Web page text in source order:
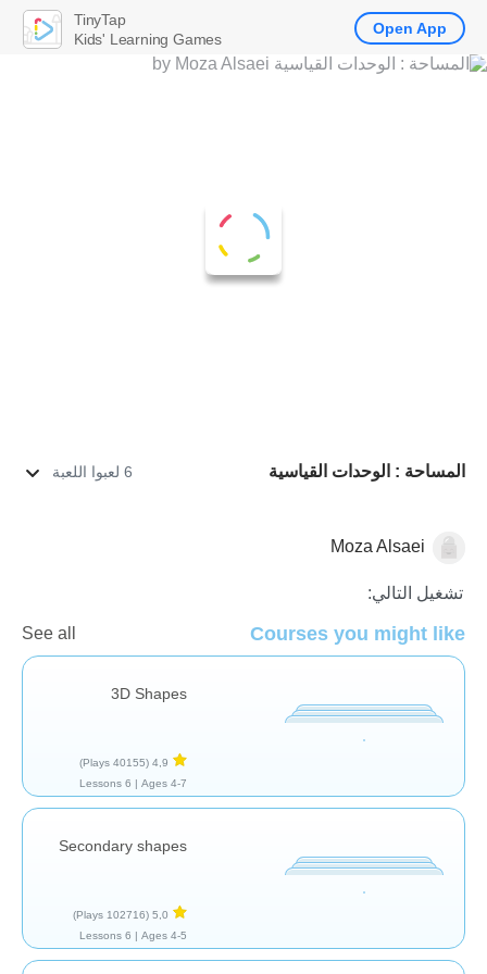
المساحة : الوحدات القياسية 6 لعبوا اللعبة
الهندسةMoza Alsaei
تشغيل التالي:
Courses you might like
See all
3D Shapes
4,9
(40155 Plays)
Ages 4-7 |
6 Lessons
Secondary shapes
5,0
(102716 Plays)
Ages 4-5 |
6 Lessons
TinyTap
Kids' Learning Games
Open App